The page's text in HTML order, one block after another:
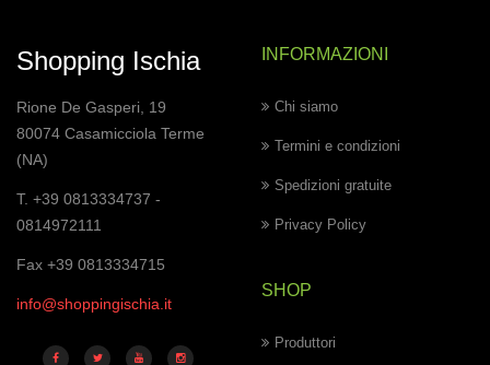
Shopping Ischia
Rione De Gasperi, 19
80074 Casamicciola Terme
(NA)
T. +39 0813334737 -
0814972111
Fax +39 0813334715
info@shoppingischia.it
INFORMAZIONI
Chi siamo
Termini e condizioni
Spedizioni gratuite
Privacy Policy
SHOP
Produttori